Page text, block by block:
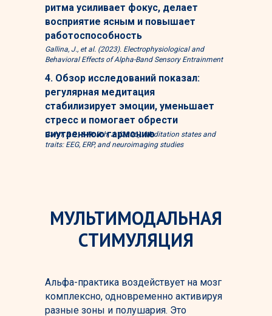
ритма усиливает фокус, делает
восприятие ясным и повышает
работоспособность
4. Обзор исследований показал:
регулярная медитация
стабилизирует эмоции, уменьшает
стресс и помогает обрести
внутреннюю гармонию
Gallina, J., et al. (2023). Electrophysiological and
Behavioral Effects of Alpha-Band Sensory Entrainment
Cahn, B.R., & Polich, J. (2006). Meditation states and
traits: EEG, ERP, and neuroimaging studies
МУЛЬТИМОДАЛЬНАЯ
СТИМУЛЯЦИЯ
Альфа-практика воздействует на мозг
комплексно, одновременно активируя
разные зоны и полушария. Это